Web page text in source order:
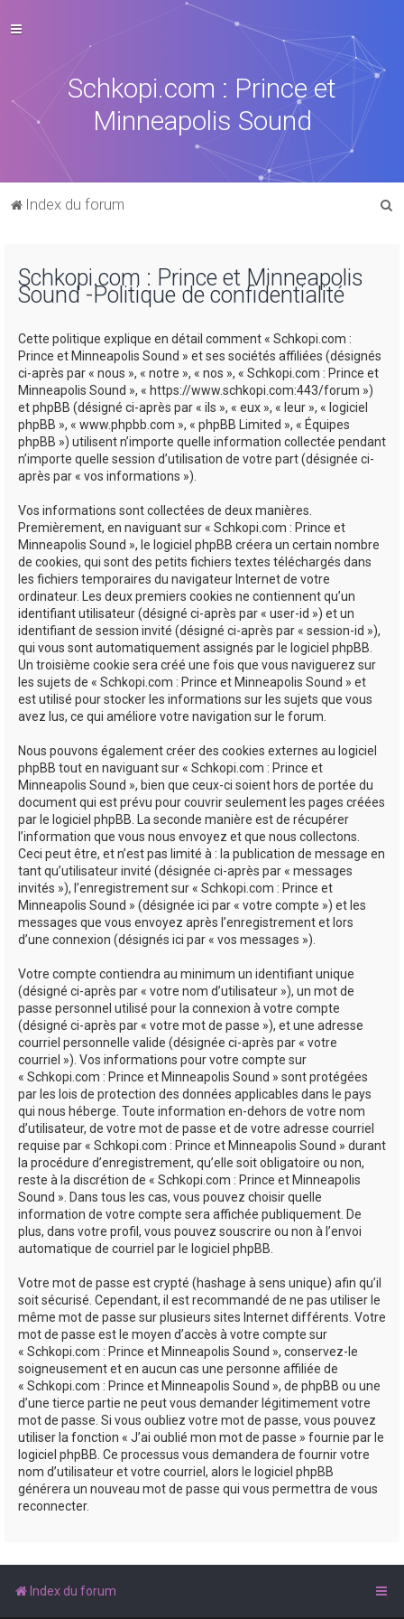
Schkopi.com : Prince et
Minneapolis Sound
Index du forum
Schkopi.com : Prince et Minneapolis
Sound -Politique de confidentialité
Cette politique explique en détail comment « Schkopi.com :
Prince et Minneapolis Sound » et ses sociétés affiliées (désignés
ci-après par « nous », « notre », « nos », « Schkopi.com : Prince et
Minneapolis Sound », « https://www.schkopi.com:443/forum »)
et phpBB (désigné ci-après par « ils », « eux », « leur », « logiciel
phpBB », « www.phpbb.com », « phpBB Limited », « Équipes
phpBB ») utilisent n’importe quelle information collectée pendant
n’importe quelle session d’utilisation de votre part (désignée ci-
après par « vos informations »).
Vos informations sont collectées de deux manières.
Premièrement, en naviguant sur « Schkopi.com : Prince et
Minneapolis Sound », le logiciel phpBB créera un certain nombre
de cookies, qui sont des petits fichiers textes téléchargés dans
les fichiers temporaires du navigateur Internet de votre
ordinateur. Les deux premiers cookies ne contiennent qu’un
identifiant utilisateur (désigné ci-après par « user-id ») et un
identifiant de session invité (désigné ci-après par « session-id »),
qui vous sont automatiquement assignés par le logiciel phpBB.
Un troisième cookie sera créé une fois que vous naviguerez sur
les sujets de « Schkopi.com : Prince et Minneapolis Sound » et
est utilisé pour stocker les informations sur les sujets que vous
avez lus, ce qui améliore votre navigation sur le forum.
Nous pouvons également créer des cookies externes au logiciel
phpBB tout en naviguant sur « Schkopi.com : Prince et
Minneapolis Sound », bien que ceux-ci soient hors de portée du
document qui est prévu pour couvrir seulement les pages créées
par le logiciel phpBB. La seconde manière est de récupérer
l’information que vous nous envoyez et que nous collectons.
Ceci peut être, et n’est pas limité à : la publication de message en
tant qu’utilisateur invité (désignée ci-après par « messages
invités »), l’enregistrement sur « Schkopi.com : Prince et
Minneapolis Sound » (désignée ici par « votre compte ») et les
messages que vous envoyez après l’enregistrement et lors
d’une connexion (désignés ici par « vos messages »).
Votre compte contiendra au minimum un identifiant unique
(désigné ci-après par « votre nom d’utilisateur »), un mot de
passe personnel utilisé pour la connexion à votre compte
(désigné ci-après par « votre mot de passe »), et une adresse
courriel personnelle valide (désignée ci-après par « votre
courriel »). Vos informations pour votre compte sur
« Schkopi.com : Prince et Minneapolis Sound » sont protégées
par les lois de protection des données applicables dans le pays
qui nous héberge. Toute information en-dehors de votre nom
d’utilisateur, de votre mot de passe et de votre adresse courriel
requise par « Schkopi.com : Prince et Minneapolis Sound » durant
la procédure d’enregistrement, qu’elle soit obligatoire ou non,
reste à la discrétion de « Schkopi.com : Prince et Minneapolis
Sound ». Dans tous les cas, vous pouvez choisir quelle
information de votre compte sera affichée publiquement. De
plus, dans votre profil, vous pouvez souscrire ou non à l’envoi
automatique de courriel par le logiciel phpBB.
Votre mot de passe est crypté (hashage à sens unique) afin qu’il
soit sécurisé. Cependant, il est recommandé de ne pas utiliser le
même mot de passe sur plusieurs sites Internet différents. Votre
mot de passe est le moyen d’accès à votre compte sur
« Schkopi.com : Prince et Minneapolis Sound », conservez-le
soigneusement et en aucun cas une personne affiliée de
« Schkopi.com : Prince et Minneapolis Sound », de phpBB ou une
d’une tierce partie ne peut vous demander légitimement votre
mot de passe. Si vous oubliez votre mot de passe, vous pouvez
utiliser la fonction « J’ai oublié mon mot de passe » fournie par le
logiciel phpBB. Ce processus vous demandera de fournir votre
nom d’utilisateur et votre courriel, alors le logiciel phpBB
générera un nouveau mot de passe qui vous permettra de vous
reconnecter.
Index du forum